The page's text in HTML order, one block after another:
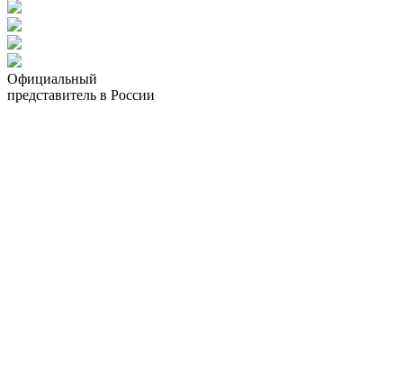
Официальный
представитель в России